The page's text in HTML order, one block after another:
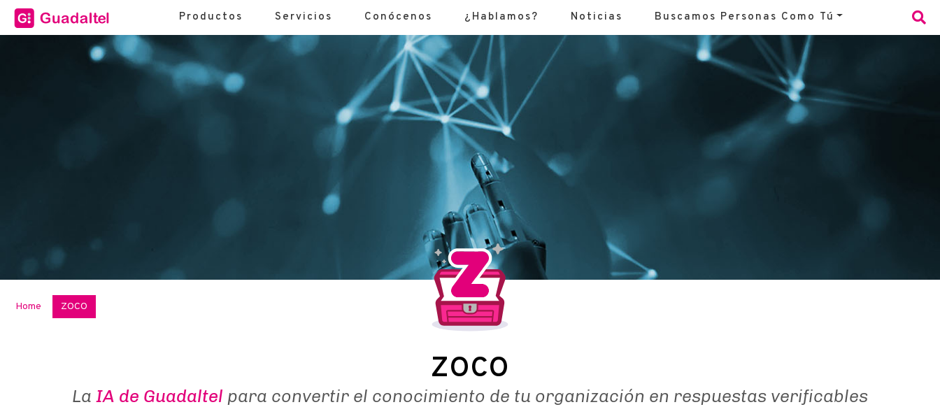
Productos Servicios Conócenos ¿Hablamos? Noticias Buscamos Personas Como Tú
Home ZOCO
ZOCO
La IA de Guadaltel para convertir el conocimiento de tu organización en respuestas verificables